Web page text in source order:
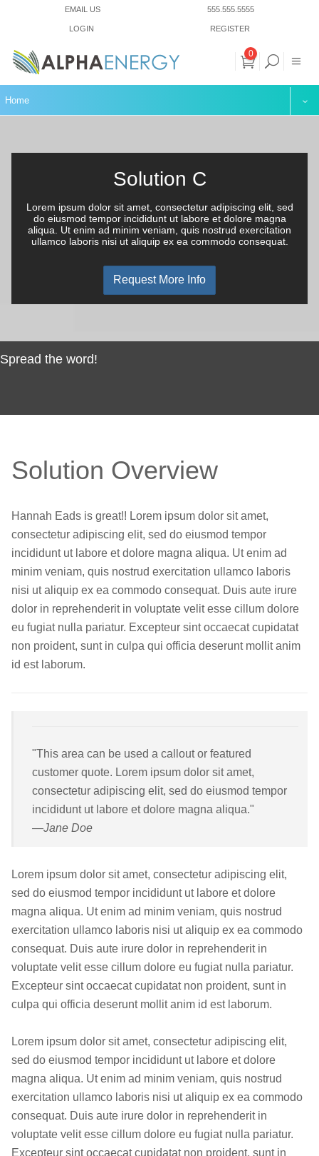
EMAIL US 555.555.5555
LOGIN REGISTER
0
Home
Solution C
Lorem ipsum dolor sit amet, consectetur adipiscing elit, sed
do eiusmod tempor incididunt ut labore et dolore magna
aliqua. Ut enim ad minim veniam, quis nostrud exercitation
ullamco laboris nisi ut aliquip ex ea commodo consequat.
Request More Info
Spread the word!
Solution Overview
Hannah Eads is great!! Lorem ipsum dolor sit amet,
consectetur adipiscing elit, sed do eiusmod tempor
incididunt ut labore et dolore magna aliqua. Ut enim ad
minim veniam, quis nostrud exercitation ullamco laboris
nisi ut aliquip ex ea commodo consequat. Duis aute irure
dolor in reprehenderit in voluptate velit esse cillum dolore
eu fugiat nulla pariatur. Excepteur sint occaecat cupidatat
non proident, sunt in culpa qui officia deserunt mollit anim
id est laborum.
"This area can be used a callout or featured
customer quote. Lorem ipsum dolor sit amet,
consectetur adipiscing elit, sed do eiusmod tempor
incididunt ut labore et dolore magna aliqua."
Jane Doe
Lorem ipsum dolor sit amet, consectetur adipiscing elit,
sed do eiusmod tempor incididunt ut labore et dolore
magna aliqua. Ut enim ad minim veniam, quis nostrud
exercitation ullamco laboris nisi ut aliquip ex ea commodo
consequat. Duis aute irure dolor in reprehenderit in
voluptate velit esse cillum dolore eu fugiat nulla pariatur.
Excepteur sint occaecat cupidatat non proident, sunt in
culpa qui officia deserunt mollit anim id est laborum.
Lorem ipsum dolor sit amet, consectetur adipiscing elit,
sed do eiusmod tempor incididunt ut labore et dolore
magna aliqua. Ut enim ad minim veniam, quis nostrud
exercitation ullamco laboris nisi ut aliquip ex ea commodo
consequat. Duis aute irure dolor in reprehenderit in
voluptate velit esse cillum dolore eu fugiat nulla pariatur.
Excepteur sint occaecat cupidatat non proident, sunt in